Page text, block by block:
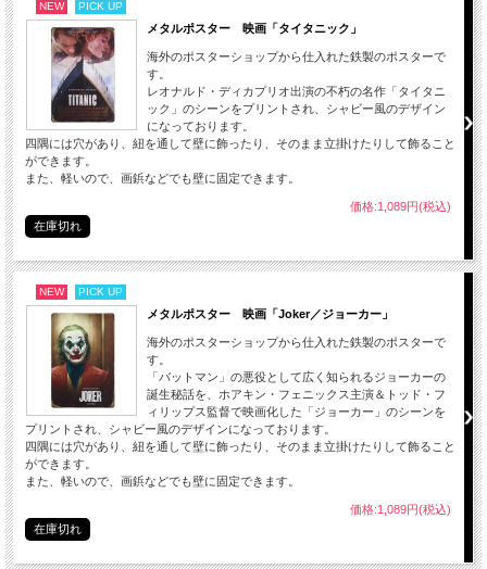
NEW PICK UP
メタルポスター 映画「タイタニック」
海外のポスターショップから仕入れた鉄製のポスターで
す。
レオナルド・ディカプリオ出演の不朽の名作「タイタニ
ック」のシーンをプリントされ、シャビー風のデザイン
になっております。
四隅には穴があり、紐を通して壁に飾ったり、そのまま立掛けたりして飾ること
ができます。
また、軽いので、画鋲などでも壁に固定できます。
価格:1,089円(税込)
在庫切れ
NEW PICK UP
メタルポスター 映画「Joker／ジョーカー」
海外のポスターショップから仕入れた鉄製のポスターで
す。
「バットマン」の悪役として広く知られるジョーカーの
誕生秘話を、ホアキン・フェニックス主演＆トッド・フ
ィリップス監督で映画化した「ジョーカー」のシーンを
プリントされ、シャビー風のデザインになっております。
四隅には穴があり、紐を通して壁に飾ったり、そのまま立掛けたりして飾ること
ができます。
また、軽いので、画鋲などでも壁に固定できます。
価格:1,089円(税込)
在庫切れ